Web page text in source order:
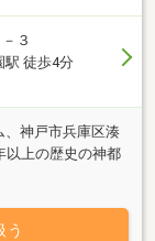
３
駅 徒歩4分
、神戸市兵庫区湊
以上の歴史の神都
おります。押
う